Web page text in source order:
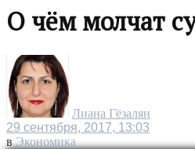
О чём молчат
Лиана Гёзалян
29 сентября, 2017, 13:03
в Экономика